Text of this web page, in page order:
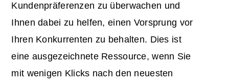
Kundenpräferenzen zu überwachen und
Ihnen dabei zu helfen, einen Vorsprung vor
Ihren Konkurrenten zu behalten. Dies ist
eine ausgezeichnete Ressource, wenn Sie
mit wenigen Klicks nach den neuesten